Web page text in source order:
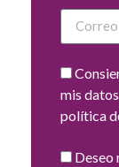
mis
política
Deseo